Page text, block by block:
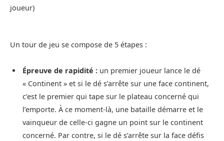
joueur)
Un tour de jeu se compose de 5 étapes :
Épreuve de rapidité : un premier joueur lance le dé
« Continent » et si le dé s’arrête sur une face continent,
c’est le premier qui tape sur le plateau concerné qui
l’emporte. À ce moment-là, une bataille démarre et le
vainqueur de celle-ci gagne un point sur le continent
concerné. Par contre, si le dé s’arrête sur la face défis